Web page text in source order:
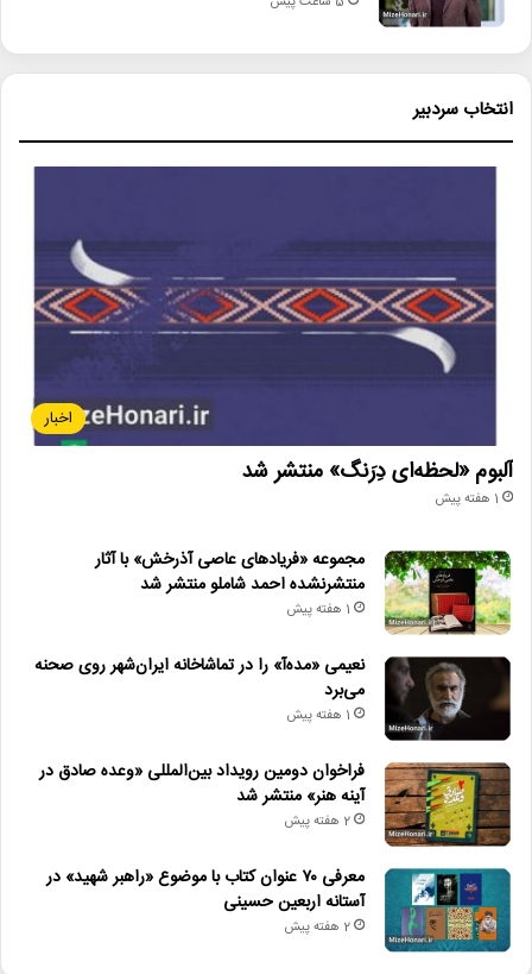
انتخاب سردبیر
اخبار
آلبوم «لحظه‌ای دِرَنگ» منتشر شد
1 هفته پیش
مجموعه «فریادهای عاصی آذرخش» با آثار
منتشرنشده احمد شاملو منتشر شد
1 هفته پیش
نعیمی «مده‌آ» را در تماشاخانه ایران‌شهر روی صحنه
می‌برد
1 هفته پیش
فراخوان دومین رویداد بین‌المللی «وعده صادق در
آینه هنر» منتشر شد
2 هفته پیش
معرفی ۷۰ عنوان کتاب با موضوع «راهبر شهید» در
آستانه اربعین حسینی
2 هفته پیش